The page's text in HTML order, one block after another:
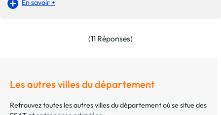
En savoir +
(11 Réponses)
Les autres villes du département
Retrouvez toutes les autres villes du département où se situe des